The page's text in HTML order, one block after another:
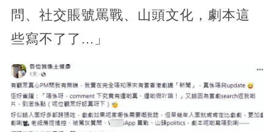
問、社交賬號罵戰、山頭文化，劇本這
些寫不了了...」